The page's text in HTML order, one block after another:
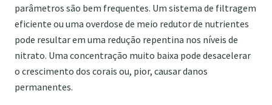
parâmetros são bem frequentes. Um sistema de filtragem
eficiente ou uma overdose de meio redutor de nutrientes
pode resultar em uma redução repentina nos níveis de
nitrato. Uma concentração muito baixa pode desacelerar
o crescimento dos corais ou, pior, causar danos
permanentes.